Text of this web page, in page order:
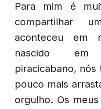
Para mim é
compartilhar
aconteceu em
nascido em
piracicabano,
pouco mais
orgulho. Os